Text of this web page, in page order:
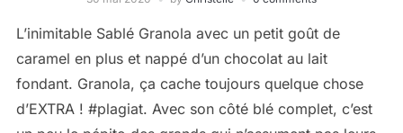
L’inimitable Sablé Granola avec un petit goût de
caramel en plus et nappé d’un chocolat au lait
fondant. Granola, ça cache toujours quelque chose
d’EXTRA ! #plagiat. Avec son côté blé complet, c’est